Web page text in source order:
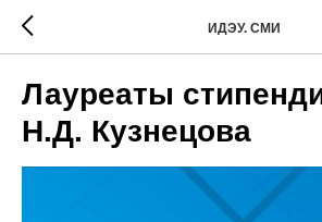
ИДЭУ. СМИ
Лауреаты
Н.Д. Кузнецова